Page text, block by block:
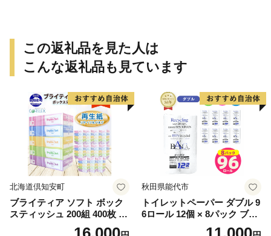
この返礼品を見た人は
こんな返礼品も見ています
北海道倶知安町
ブライティア ソフト ボック
スティッシュ 200組 400枚 60
箱 日本製 まとめ買い ティッ
秋田県能代市
トイレットペーパー ダブル 9
6ロール 12個 × 8パック ブラ
ンカ 再生紙 100％ 芯あり 日